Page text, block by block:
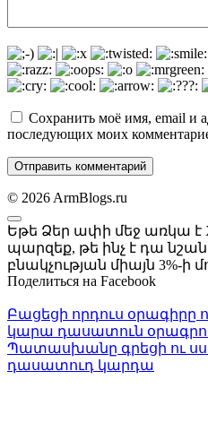
Сохранить моё имя, email и
последующих моих
© 2026 ArmBlogs.ru
Եթե ​​Ձեր ափի մեջ առկա է
պարզեք, թե ինչ է դա
բնակչության միայն 3%-ի
Поделиться на Facebook
Բացեցի որդուս օրագիրը
կարա դասատուն
Պատասխանը գրեցի ու
դասատուդ կարդա